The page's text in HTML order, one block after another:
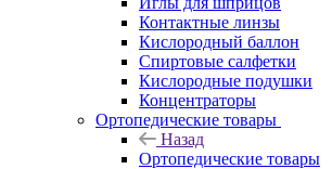
Контактные линзы
Кислородный баллон
Спиртовые салфетки
Кислородные подушки
Концентраторы
Ортопедические товары
Назад
Ортопедические товары